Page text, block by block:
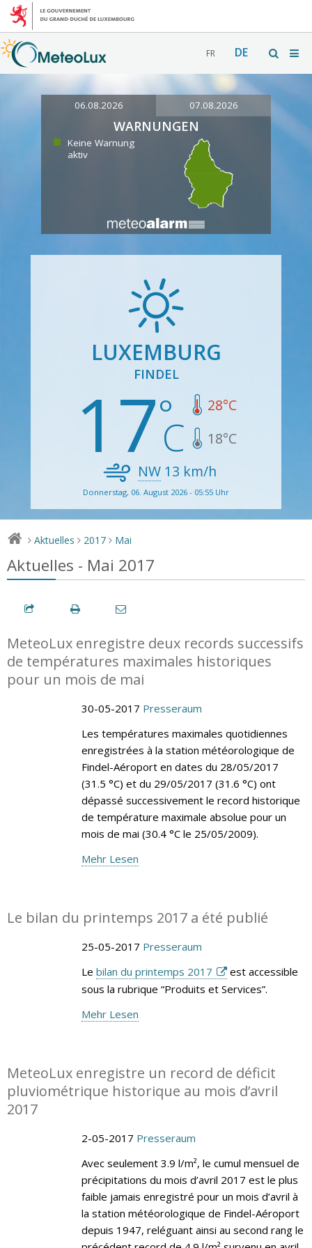
FR DE
06.08.2026 07.08.2026
WARNUNGEN
Keine Warnung
aktiv
LUXEMBURG
FINDEL
17 28°C
18°C
NW13 km/h
Donnerstag, 06. August 2026 - 05:55 Uhr
> Aktuelles > 2017 > Mai
Aktuelles - Mai 2017
MeteoLux enregistre deux records successifs
de températures maximales historiques
pour un mois de mai
30-05-2017 Presseraum
Les températures maximales quotidiennes
enregistrées à la station météorologique de
Findel-Aéroport en dates du 28/05/2017
(31.5 °C) et du 29/05/2017 (31.6 °C) ont
dépassé successivement le record historique
de température maximale absolue pour un
mois de mai (30.4 °C le 25/05/2009).
Mehr Lesen
Le bilan du printemps 2017 a été publié
25-05-2017 Presseraum
Le bilan du printemps 2017
est accessible
sous la rubrique “Produits et Services”.
Mehr Lesen
MeteoLux enregistre un record de déficit
pluviométrique historique au mois d’avril
2017
2-05-2017 Presseraum
Avec seulement 3.9 l/m², le cumul mensuel de
précipitations du mois d’avril 2017 est le plus
faible jamais enregistré pour un mois d’avril à
la station météorologique de Findel-Aéroport
depuis 1947, reléguant ainsi au second rang le